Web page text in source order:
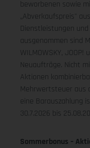
beworbenen sowie
„Abverkaufspreis"
Dienstleistungen
ausgenommen sind
WILMOWSKY, JOOP!
Neuaufträge. Nicht
Aktionen
Mehrwertsteuer aus
eine Barauszahlung
30.7.2026 bis
Sommerbonus –